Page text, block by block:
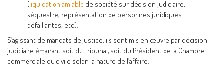
(liquidation amiable de société sur décision judiciaire,
séquestre, représentation de personnes juridiques
défaillantes, etc).
S’agissant de mandats de justice, ils sont mis en œuvre par décision
judiciaire émanant soit du Tribunal, soit du Président de la Chambre
commerciale ou civile selon la nature de l’affaire.